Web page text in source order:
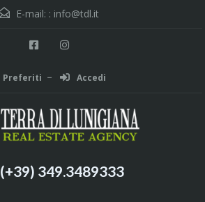
E-mail: : info@tdl.it
Preferiti Accedi
(+39) 349.3489333